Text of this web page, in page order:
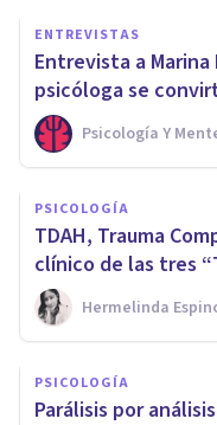
ENTREVISTAS
Entrevista a
psicóloga se
Psicología Y
PSICOLOGÍA
TDAH, Trauma
clínico de las tres
Hermelinda
PSICOLOGÍA
Parálisis por